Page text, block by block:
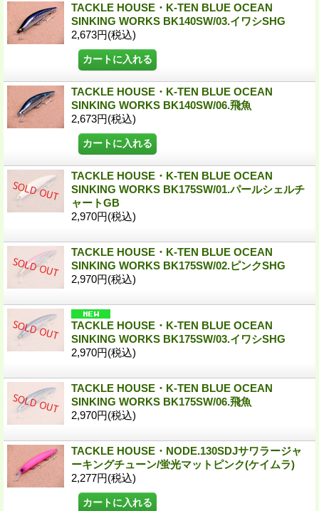
TACKLE HOUSE・K-TEN BLUE OCEAN
SINKING WORKS BK140SW/03.イワシSHG
2,673円(税込)
TACKLE HOUSE・K-TEN BLUE OCEAN
SINKING WORKS BK140SW/06.飛魚
2,673円(税込)
TACKLE HOUSE・K-TEN BLUE OCEAN
SINKING WORKS BK175SW/01.パールシェルチ
ャートGB
2,970円(税込)
TACKLE HOUSE・K-TEN BLUE OCEAN
SINKING WORKS BK175SW/02.ピンクSHG
2,970円(税込)
TACKLE HOUSE・K-TEN BLUE OCEAN
SINKING WORKS BK175SW/03.イワシSHG
2,970円(税込)
TACKLE HOUSE・K-TEN BLUE OCEAN
SINKING WORKS BK175SW/06.飛魚
2,970円(税込)
TACKLE HOUSE・NODE.130SDJサワラージャ
ーキングチューン/蛍光マットピンク(ケイムラ)
2,277円(税込)